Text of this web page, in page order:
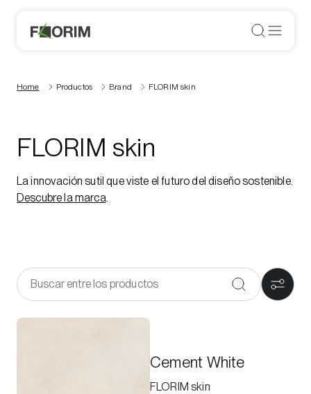
Home Productos Brand FLORIM skin
FLORIM skin
La innovación sutil que viste el futuro del diseño sostenible.
Descubre la marca.
Cement White
FLORIM skin